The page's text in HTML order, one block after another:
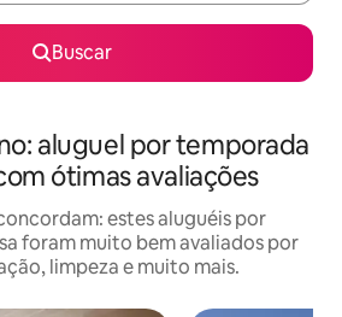
Buscar
aluguel por temporada
ótimas avaliações
estes aluguéis por
foram muito bem avaliados por
limpeza e muito mais.